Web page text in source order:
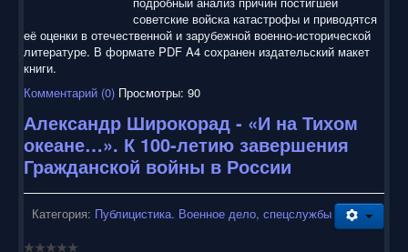
советские войска катастрофы и приводятся
её оценки в отечественной и зарубежной военно-исторической
литературе. В формате PDF A4 сохранен издательский макет
книги.
Комментарий (0) Просмотры: 90
Александр Широкорад - «И на Тихом
океане…». К 100-летию завершения
Гражданской войны в России
Категория: Публицистика. Военное дело, спецслужбы